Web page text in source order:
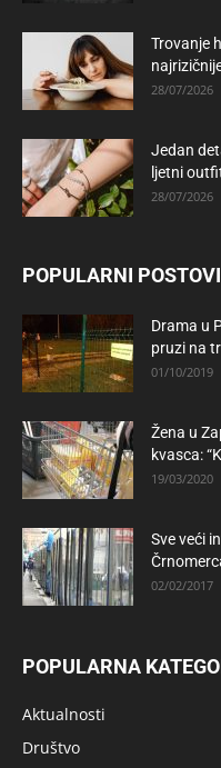
Trovanje
28/07/2026
Jedan
ljetni
28/07/2026
POPULARNI POSTOVI
Drama u
pruzi na
01/10/2019
Žena u
kvasca:
19/03/2020
Sve veći
02/02/2017
POPULARNA
Aktualnosti
Društvo